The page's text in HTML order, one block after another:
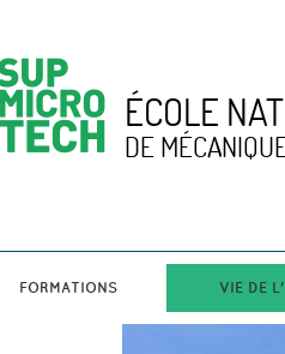
ÉCOLE
DE
FORMATIONS VIE DE